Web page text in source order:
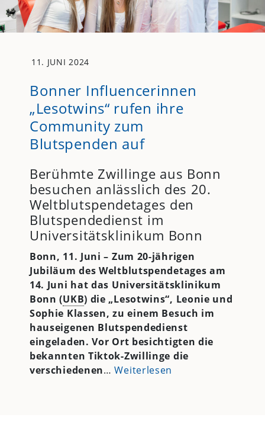
11. JUNI 2024
Bonner Influencerinnen
„Lesotwins“ rufen ihre
Community zum
Blutspenden auf
Berühmte Zwillinge aus Bonn
besuchen anlässlich des 20.
Weltblutspendetages den
Blutspendedienst im
Universitätsklinikum Bonn
Bonn, 11. Juni – Zum 20-jährigen
Jubiläum des Weltblutspendetages am
14. Juni hat das Universitätsklinikum
Bonn (UKB) die „Lesotwins“, Leonie und
Sophie Klassen, zu einem Besuch im
hauseigenen Blutspendedienst
eingeladen. Vor Ort besichtigten die
bekannten Tiktok-Zwillinge die
verschiedenen…Weiterlesen